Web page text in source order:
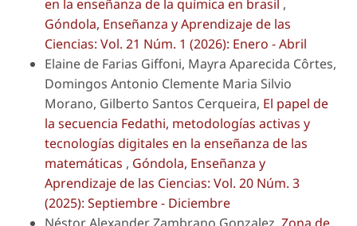
en la enseñanza de la química en brasil ,
Góndola, Enseñanza y Aprendizaje de las
Ciencias: Vol. 21 Núm. 1 (2026): Enero - Abril
Elaine de Farias Giffoni, Mayra Aparecida Côrtes,
Domingos Antonio Clemente Maria Silvio
Morano, Gilberto Santos Cerqueira, El papel de
la secuencia Fedathi, metodologías activas y
tecnologías digitales en la enseñanza de las
matemáticas , Góndola, Enseñanza y
Aprendizaje de las Ciencias: Vol. 20 Núm. 3
(2025): Septiembre - Diciembre